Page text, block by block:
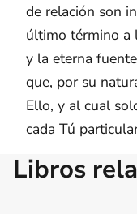
de relación son
último término a
y la eterna
que, por su
Ello, y al cual
cada Tú
Libros